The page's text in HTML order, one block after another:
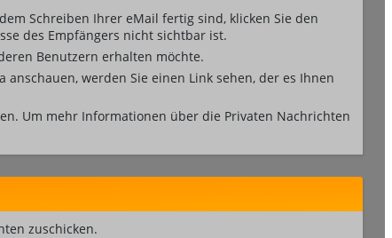
Schreiben Ihrer eMail fertig sind, klicken Sie den
des Empfängers nicht sichtbar ist.
Benutzern erhalten möchte.
werden Sie einen Link sehen, der es Ihnen
Um mehr Informationen über die Privaten Nachrichten
zuschicken.